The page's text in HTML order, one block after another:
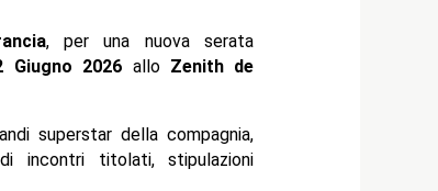
, per una nuova serata
Giugno 2026 allo Zenith de
superstar della compagnia,
incontri titolati, stipulazioni